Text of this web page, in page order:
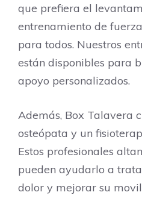
que prefiera el
entrenamiento de
para todos. Nuestros
están disponibles para
apoyo personalizados.
Además, Box Talavera
osteópata y un
Estos profesionales
pueden ayudarlo a
dolor y mejorar su